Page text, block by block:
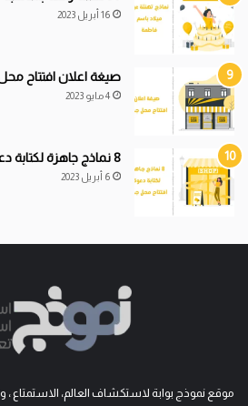
16 أبريل 2023
صيغة اعلان افتتاح
4 مايو 2023
8 نماذج جاهزة لكتابة دعوة افتتاح محل جديد
6 أبريل 2023
موقع نموذج بوابة لاستكشاف العالم، الاستمتاع